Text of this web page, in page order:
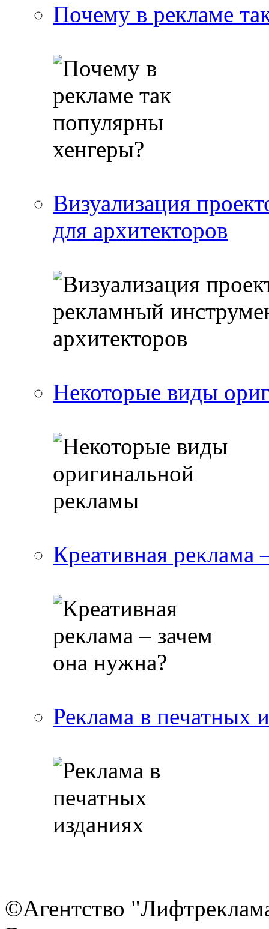
Почему в рекламе
Визуализация
для архитекторов
Некоторые виды
Креативная реклама
Реклама в печатных
©Агентство